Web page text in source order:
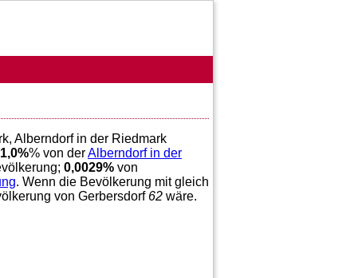
Alberndorf in der Riedmark
1,0%% von derAlberndorf in der
0,0029% von
. Wenn die Bevölkerung mit gleich
von Gerbersdorf 62 wäre.